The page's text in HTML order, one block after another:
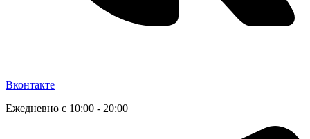
Вконтакте
Ежедневно с 10:00 - 20:00